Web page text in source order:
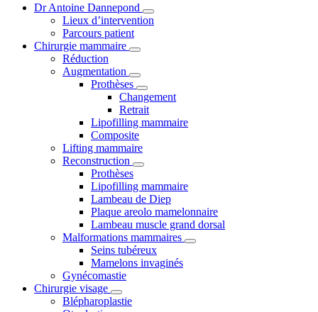
Dr Antoine Dannepond
Lieux d’intervention
Parcours patient
Chirurgie mammaire
Réduction
Augmentation
Prothèses
Changement
Retrait
Lipofilling mammaire
Composite
Lifting mammaire
Reconstruction
Prothèses
Lipofilling mammaire
Lambeau de Diep
Plaque areolo mamelonnaire
Lambeau muscle grand dorsal
Malformations mammaires
Seins tubéreux
Mamelons invaginés
Gynécomastie
Chirurgie visage
Blépharoplastie